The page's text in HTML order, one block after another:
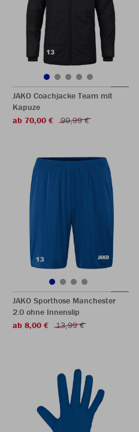
JAKO Coachjacke Team mit
Kapuze
ab 70,00 €
99,99 €
JAKO Sporthose Manchester
2.0 ohne Innenslip
ab 8,00 €
13,99 €